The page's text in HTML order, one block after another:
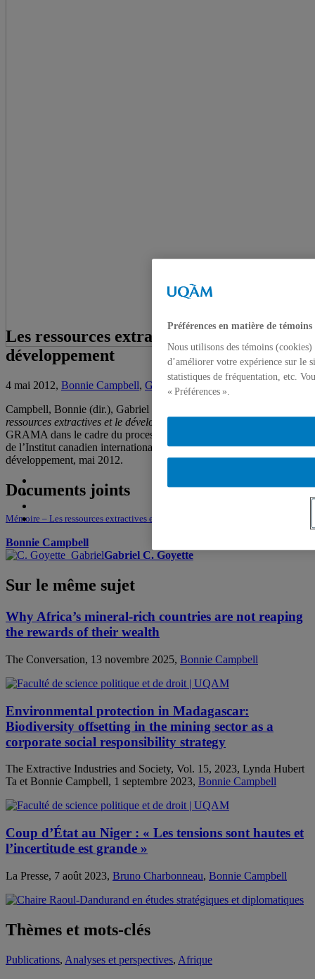
Les ressources extractives et le
développement
4 mai 2012, Bonnie Campbell, Gabriel C. Goyette
Campbell, Bonnie (dir.), Gabriel Côté-Goyette. 2012. «
ressources extractives et le développement
GRAMA dans le cadre du processus de consultation sur la création
de l’Institut canadien international sur les industries extractives et le
développement, mai 2012.
Documents joints
Mémoire – Les ressources extractives et le développement
Bonnie Campbell
Gabriel C. Goyette
Sur le même sujet
Why Africa’s mineral-rich countries are not reaping
the rewards of their wealth
The Conversation, 13 novembre 2025, Bonnie Campbell
Environmental protection in Madagascar:
Biodiversity offsetting in the mining sector as a
corporate social responsibility strategy
The Extractive Industries and Society, Vol. 15, 2023, Lynda Hubert
Ta et Bonnie Campbell, 1 septembre 2023, Bonnie Campbell
Coup d’État au Niger : « Les tensions sont hautes et
l’incertitude est grande »
La Presse, 7 août 2023, Bruno Charbonneau, Bonnie Campbell
Thèmes et mots-clés
Publications, Analyses et perspectives, Afrique
Préférences en matière de témoins
Nous utilisons des témoins
d’améliorer votre expérience sur le
statistiques de fréquentation, etc.
« Préférences ».